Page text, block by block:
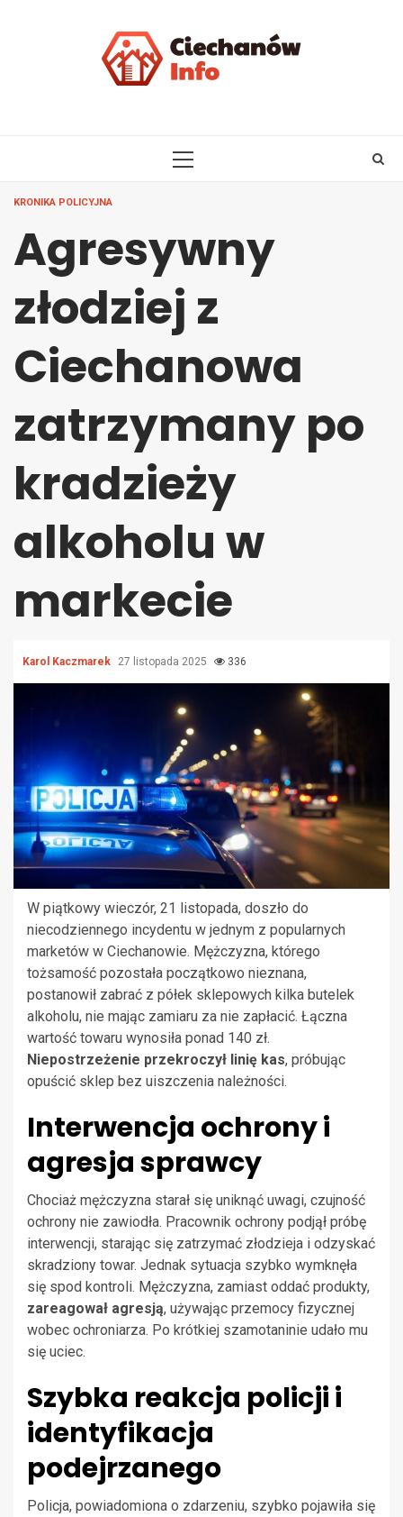
PRIMARY
KRONIKA POLICYJNA
Agresywny
złodziej z
Ciechanowa
zatrzymany po
kradzieży
alkoholu w
markecie
Karol Kaczmarek 27 listopada 2025 336
W piątkowy wieczór, 21 listopada, doszło do
niecodziennego incydentu w jednym z popularnych
marketów w Ciechanowie. Mężczyzna, którego
tożsamość pozostała początkowo nieznana,
postanowił zabrać z półek sklepowych kilka butelek
alkoholu, nie mając zamiaru za nie zapłacić. Łączna
wartość towaru wynosiła ponad 140 zł.
Niepostrzeżenie przekroczył linię kas, próbując
opuścić sklep bez uiszczenia należności.
Interwencja ochrony i
agresja sprawcy
Chociaż mężczyzna starał się uniknąć uwagi, czujność
ochrony nie zawiodła. Pracownik ochrony podjął próbę
interwencji, starając się zatrzymać złodzieja i odzyskać
skradziony towar. Jednak sytuacja szybko wymknęła
się spod kontroli. Mężczyzna, zamiast oddać produkty,
zareagował agresją, używając przemocy fizycznej
wobec ochroniarza. Po krótkiej szamotaninie udało mu
się uciec.
Szybka reakcja policji i
identyfikacja
podejrzanego
Policja, powiadomiona o zdarzeniu, szybko pojawiła się